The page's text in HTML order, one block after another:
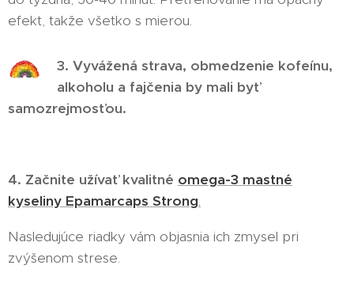
efekt, takže všetko s mierou.
3. Vyvážená strava, obmedzenie kofeínu,
alkoholu a fajčenia by mali byť
samozrejmosťou.
4. Začnite užívať kvalitné omega-3 mastné
kyseliny Epamarcaps Strong.
Nasledujúce riadky vám objasnia ich zmysel pri
zvýšenom strese.